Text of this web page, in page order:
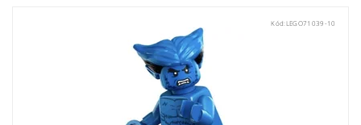
Kód: LEGO71039-10